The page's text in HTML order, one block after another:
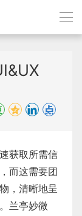
获取所需信
而这需要团
，清晰地呈
兰亭妙微